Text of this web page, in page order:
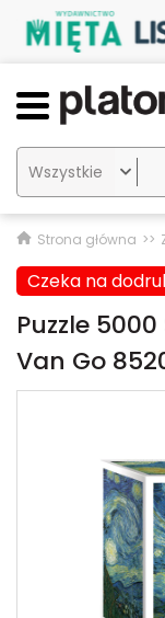

Strona główna
Czeka na
Puzzle
Van Go